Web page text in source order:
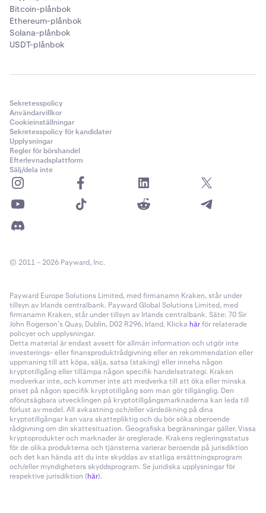
Bitcoin-plånbok
Ethereum-plånbok
Solana-plånbok
USDT-plånbok
Sekretesspolicy
Användarvillkor
Cookieinställningar
Sekretesspolicy för kandidater
Upplysningar
Regler för börshandel
Efterlevnadsplattform
Sälj/dela inte
© 2011 – 2026 Payward, Inc.
Payward Europe Solutions Limited, med firmanamn Kraken, står under
tillsyn av Irlands centralbank. Payward Global Solutions Limited, med
firmanamn Kraken, står under tillsyn av Irlands centralbank. Säte: 70 Sir
John Rogerson’s Quay, Dublin, D02 R296, Irland. Klicka härför relaterade
policyer och upplysningar.
Detta material är endast avsett för allmän information och utgör inte
investerings- eller finansproduktrådgivning eller en rekommendation eller
uppmaning till att köpa, sälja, satsa (staking) eller inneha någon
kryptotillgång eller tillämpa någon specifik handelsstrategi. Kraken
medverkar inte, och kommer inte att medverka till att öka eller minska
priset på någon specifik kryptotillgång som man gör tillgänglig. Den
oförutsägbara utvecklingen på kryptotillgångsmarknaderna kan leda till
förlust av medel. All avkastning och/eller värdeökning på dina
kryptotillgångar kan vara skattepliktig och du bör söka oberoende
rådgivning om din skattesituation. Geografiska begränsningar gäller. Vissa
kryptoprodukter och marknader är oreglerade. Krakens regleringsstatus
för de olika produkterna och tjänsterna varierar beroende på jurisdiktion
och det kan hända att du inte skyddas av statliga ersättningsprogram
och/eller myndigheters skyddsprogram. Se juridiska upplysningar för
respektive jurisdiktion (här).